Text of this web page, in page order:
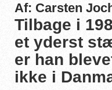
Af: Carsten
Tilbage i
et yderst
er han
ikke i